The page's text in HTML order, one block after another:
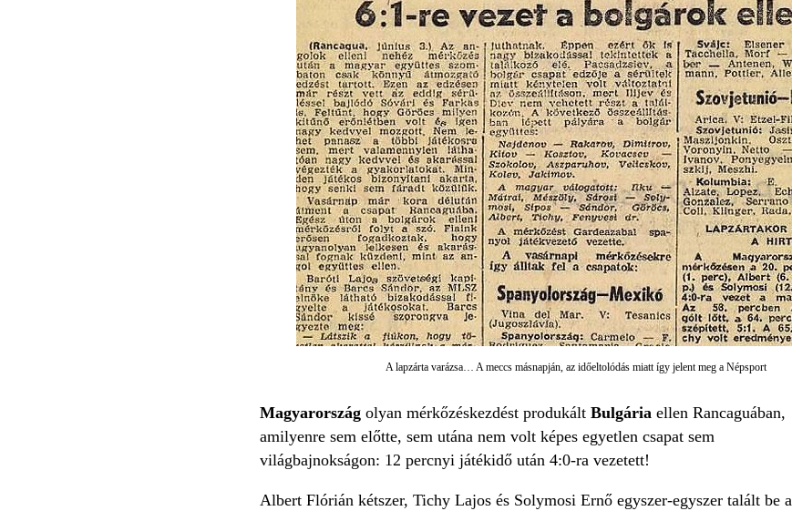
A lapzárta varázsa… A meccs másnapján, az időeltolódás miatt így jelent meg a Népsport
Magyarország olyan mérkőzéskezdést produkált Bulgária ellen Rancaguában,
amilyenre sem előtte, sem utána nem volt képes egyetlen csapat sem
világbajnokságon: 12 percnyi játékidő után 4:0-ra vezetett!
Albert Flórián kétszer, Tichy Lajos és Solymosi Ernő egyszer-egyszer talált be a